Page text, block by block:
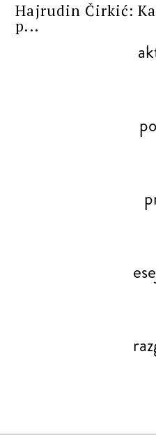
Hajrudin Čirkić:
p...